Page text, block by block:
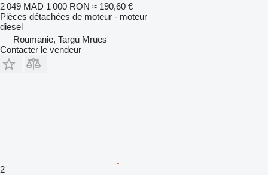
2 049 MAD 1 000 RON ≈ 190,60 €
Pièces détachées de moteur - moteur
diesel
Roumanie, Targu Mrues
Contacter le vendeur
2